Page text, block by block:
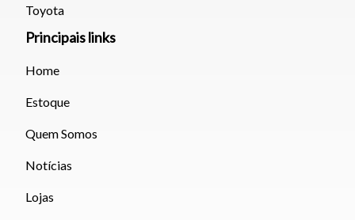
Toyota
Principais links
Home
Estoque
Quem Somos
Notícias
Lojas